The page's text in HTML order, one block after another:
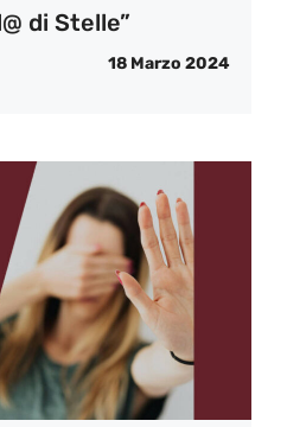
di Stelle”
18 Marzo 2024